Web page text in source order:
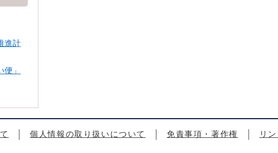
進計
」
個人情報の取り扱いについて 免責事項・著作権 リ